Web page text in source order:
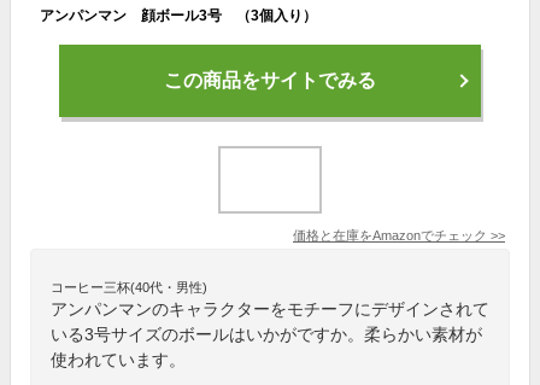
アンパンマン 顔ボール3号 （3個入り）
この商品をサイトでみる
価格と在庫をAmazonでチェック >>
コーヒー三杯(40代・男性)
アンパンマンのキャラクターをモチーフにデザインされて
いる3号サイズのボールはいかがですか。柔らかい素材が
使われています。